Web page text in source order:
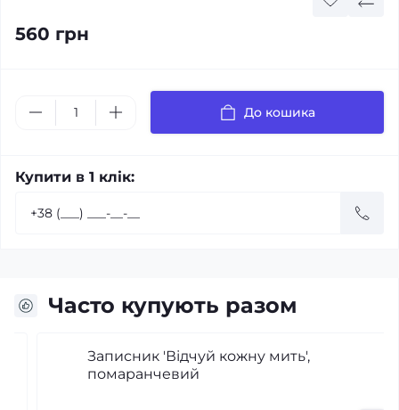
560 грн
До кошика
Купити в 1 клік:
Часто купують разом
Записник 'Відчуй кожну мить',
помаранчевий